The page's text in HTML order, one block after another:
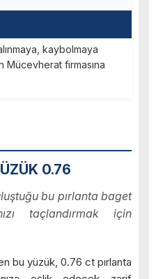
0.76
bu pırlanta baget
taçlandırmak için
bu yüzük, 0.76 ct pırlanta
kaybolmaya
Mücevherat firmasına